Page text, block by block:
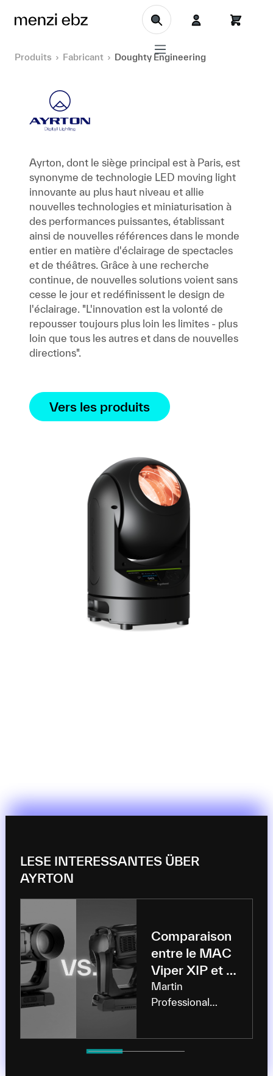
Aller au contenu principal
Produits Fabricant Doughty Engineering
Ayrton, dont le siège principal est à Paris, est
synonyme de technologie LED moving light
innovante au plus haut niveau et allie
nouvelles technologies et miniaturisation à
des performances puissantes, établissant
ainsi de nouvelles références dans le monde
entier en matière d'éclairage de spectacles
et de théâtres. Grâce à une recherche
continue, de nouvelles solutions voient sans
cesse le jour et redéfinissent le design de
l'éclairage. "L'innovation est la volonté de
repousser toujours plus loin les limites - plus
loin que tous les autres et dans de nouvelles
directions".
Vers les produits
LESE INTERESSANTES ÜBER
AYRTON
Comparaison
entre le MAC
Viper XIP et le
MAC Encore
Two
Martin
Professional
d'application avec